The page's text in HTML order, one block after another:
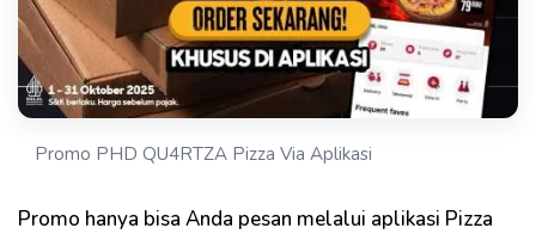
Promo PHD QU4RTZA Pizza Via Aplikasi
Promo hanya bisa Anda pesan melalui aplikasi Pizza